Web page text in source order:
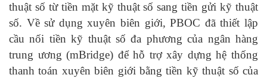
thuật số từ tiền mặt kỹ thuật số sang tiền gửi kỹ thuật
số. Về sử dụng xuyên biên giới, PBOC đã thiết lập
cầu nối tiền kỹ thuật số đa phương của ngân hàng
trung ương (mBridge) để hỗ trợ xây dựng hệ thống
thanh toán xuyên biên giới bằng tiền kỹ thuật số của